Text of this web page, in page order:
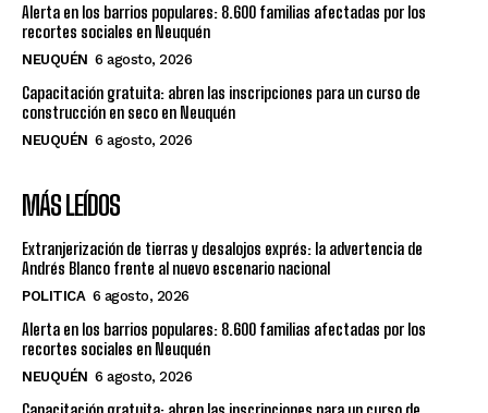
Alerta en los barrios populares: 8.600 familias afectadas por los
recortes sociales en Neuquén
NEUQUÉN 6 agosto, 2026
Capacitación gratuita: abren las inscripciones para un curso de
construcción en seco en Neuquén
NEUQUÉN 6 agosto, 2026
MÁS LEÍDOS
Extranjerización de tierras y desalojos exprés: la advertencia de
Andrés Blanco frente al nuevo escenario nacional
POLITICA 6 agosto, 2026
Alerta en los barrios populares: 8.600 familias afectadas por los
recortes sociales en Neuquén
NEUQUÉN 6 agosto, 2026